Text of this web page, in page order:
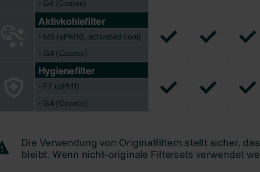
Polska Sp. z o.o.: Oświadczenie o ochronie danych Zehnder
Group UK Limited: Privacy Policy
Group Deutschland GmbH